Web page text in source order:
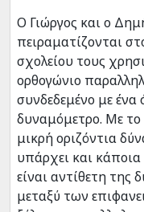
Ο Γιώργος και ο
πειραματίζονται
σχολείου τους
ορθογώνιο
συνδεδεμένο με
δυναμόμετρο. Με
μικρή οριζόντια
υπάρχει και
είναι αντίθετη της
μεταξύ των